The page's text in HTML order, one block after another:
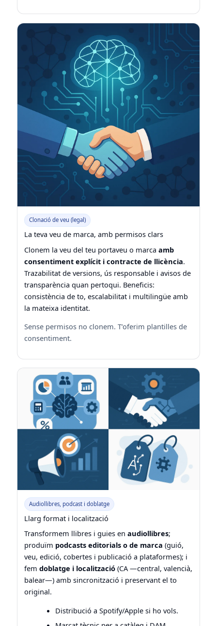
Clonació de veu (legal)
La teva veu de marca, amb permisos clars
Clonem la veu del teu portaveu o marcaamb
consentiment explícit i contracte de llicència.
Trazabilitat de versions, ús responsable i avisos de
transparència quan pertoqui. Beneficis:
consistència de to, escalabilitat i multilingüe amb
la mateixa identitat.
Sense permisos no clonem. T’oferim plantilles de
consentiment.
Audiollibres, podcast i doblatge
Llarg format i localització
Transformem llibres i guies enaudiollibres;
produïm podcasts editorials o de marca (guió,
veu, edició, cobertes i publicació a plataformes); i
femdoblatge i localització (CA —central, valencià,
balear—) amb sincronització i preservant el to
original.
Distribució a Spotify/Apple si ho vols.